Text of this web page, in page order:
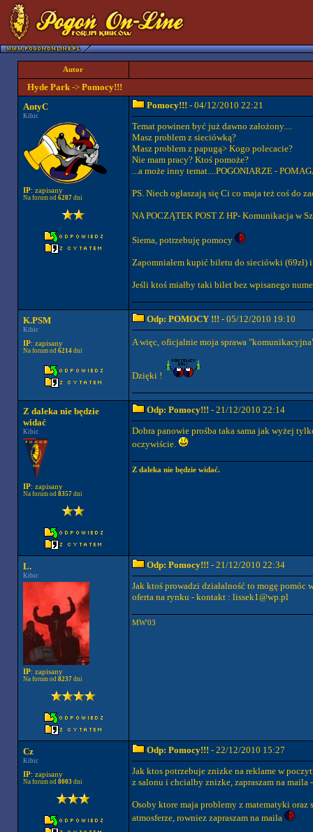
Autor
Hyde Park-> Pomocy!!!
AntyC
Kibic
IP: zapisany
Na forum od 6287dni
Pomocy!!! - 04/12/2010 22:21
Temat powinen być już dawno założony....
Masz problem z sieciówką?
Masz problem z papugą> Kogo polecacie?
Nie mam pracy? Ktoś pomoże?
...a może inny temat....POGONIARZE -
PS. Niech ogłaszają się Ci co maja też coś do
NA POCZĄTEK POST Z HP- Komunikacja w
Siema, potrzebuję pomocy
Zapomniałem kupić biletu do sieciówki (69zł)
Jeśli ktoś miałby taki bilet bez wpisanego
K.PSM
Kibic
IP: zapisany
Na forum od 6214dni
Odp: POMOCY !!! - 05/12/2010 19:10
A więc, oficjalnie moja sprawa
Dzięki !
Z daleka nie będzie
widać
Kibic
IP: zapisany
Na forum od 8357dni
Odp: Pomocy!!! - 21/12/2010 22:14
Dobra panowie prośba taka sama jak wyżej
oczywiście.
Z daleka nie będzie widać.
L.
Kibic
IP: zapisany
Na forum od 8237dni
Odp: Pomocy!!! - 21/12/2010 22:34
Jak ktoś prowadzi działalność to mogę pomóc
oferta na rynku - kontakt : lissek1@wp.pl
MW'03
Cz
Kibic
IP: zapisany
Na forum od 8003dni
Odp: Pomocy!!! - 22/12/2010 15:27
Jak ktos potrzebuje znizke na reklame w
z salonu i chcialby znizke, zapraszam na maila
Osoby ktore maja problemy z matematyki
atmosferze, rowniez zapraszam na maila